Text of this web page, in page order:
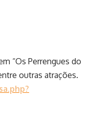
“Os Perrengues do
outras atrações.